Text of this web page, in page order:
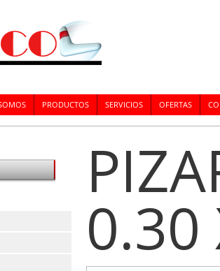
PRODUCTOS SERVICIOS OFERTAS
0.30